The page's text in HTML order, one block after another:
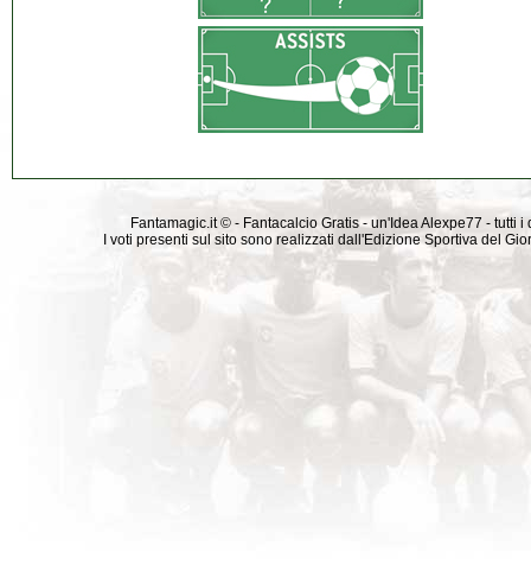
Fantamagic.it © - Fantacalcio Gratis - un'Idea Alexpe77 -
I voti presenti sul sito sono realizzati dall'Edizione Sportiva del